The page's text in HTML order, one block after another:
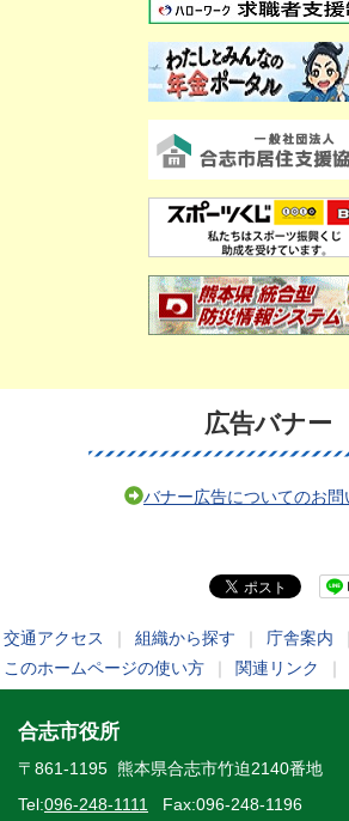
広告バナー
バナー広告についてのお問
交通アクセス 組織から探す 庁舎案内
このホームページの使い方
関連リンク
合志市役所
〒861-1195 熊本県合志市竹迫2140番地
Tel:096-248-1111 Fax:096-248-1196